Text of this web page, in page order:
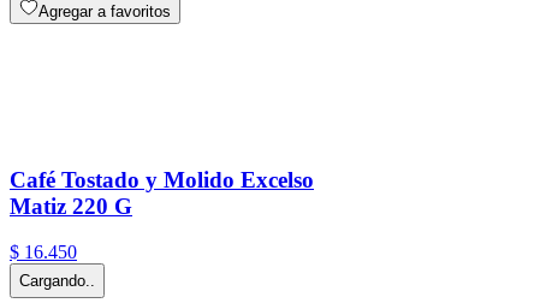
Agregar a favoritos
Café Tostado y Molido Excelso
Matiz 220 G
$ 16.450
Cargando..